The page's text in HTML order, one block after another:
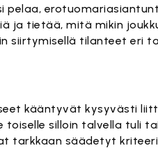
pelaa,
ja tietää, mitä mikin
siirtymisellä tilanteet eri
kääntyvät kysyvästi
toiselle silloin talvella tuli
tarkkaan säädetyt